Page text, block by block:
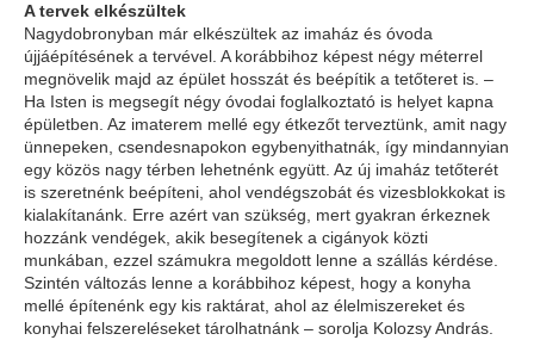
A tervek elkészültek
Nagydobronyban már elkészültek az imaház és óvoda
újjáépítésének a tervével. A korábbihoz képest négy méterrel
megnövelik majd az épület hosszát és beépítik a tetőteret is. –
Ha Isten is megsegít négy óvodai foglalkoztató is helyet kapna
épületben. Az imaterem mellé egy étkezőt terveztünk, amit nagy
ünnepeken, csendesnapokon egybenyithatnák, így mindannyian
egy közös nagy térben lehetnénk együtt. Az új imaház tetőterét
is szeretnénk beépíteni, ahol vendégszobát és vizesblokkokat is
kialakítanánk. Erre azért van szükség, mert gyakran érkeznek
hozzánk vendégek, akik besegítenek a cigányok közti
munkában, ezzel számukra megoldott lenne a szállás kérdése.
Szintén változás lenne a korábbihoz képest, hogy a konyha
mellé építenénk egy kis raktárat, ahol az élelmiszereket és
konyhai felszereléseket tárolhatnánk – sorolja Kolozsy András.